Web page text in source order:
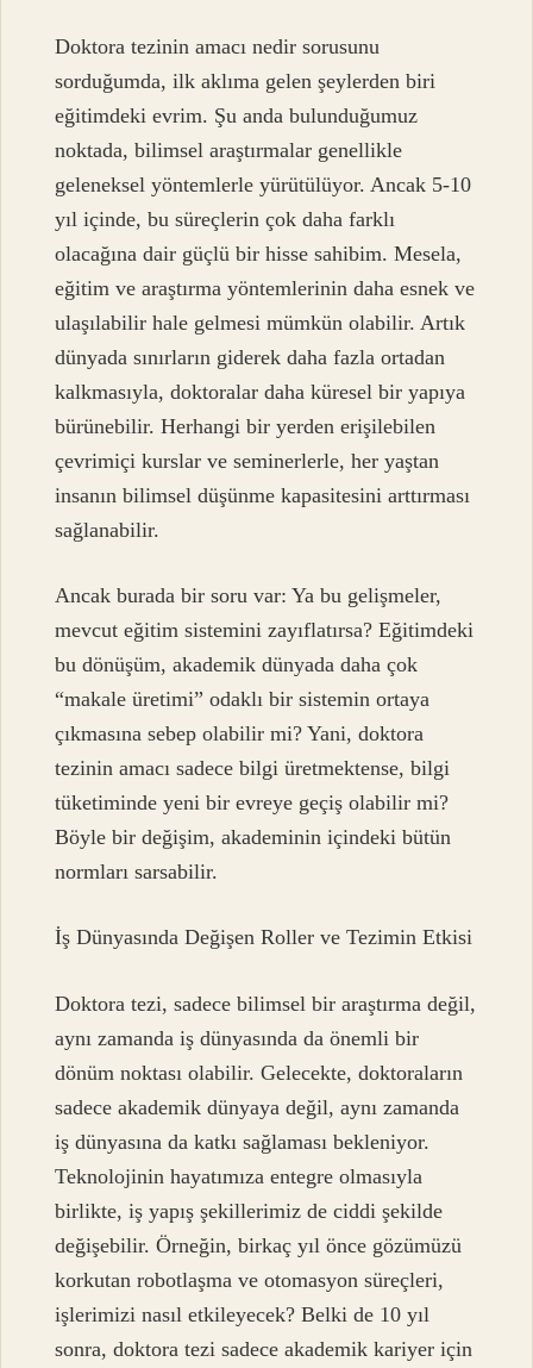
Doktora tezinin amacı nedir sorusunu
sorduğumda, ilk aklıma gelen şeylerden biri
eğitimdeki evrim. Şu anda bulunduğumuz
noktada, bilimsel araştırmalar genellikle
geleneksel yöntemlerle yürütülüyor. Ancak 5-10
yıl içinde, bu süreçlerin çok daha farklı
olacağına dair güçlü bir hisse sahibim. Mesela,
eğitim ve araştırma yöntemlerinin daha esnek ve
ulaşılabilir hale gelmesi mümkün olabilir. Artık
dünyada sınırların giderek daha fazla ortadan
kalkmasıyla, doktoralar daha küresel bir yapıya
bürünebilir. Herhangi bir yerden erişilebilen
çevrimiçi kurslar ve seminerlerle, her yaştan
insanın bilimsel düşünme kapasitesini arttırması
sağlanabilir.
Ancak burada bir soru var: Ya bu gelişmeler,
mevcut eğitim sistemini zayıflatırsa? Eğitimdeki
bu dönüşüm, akademik dünyada daha çok
“makale üretimi” odaklı bir sistemin ortaya
çıkmasına sebep olabilir mi? Yani, doktora
tezinin amacı sadece bilgi üretmektense, bilgi
tüketiminde yeni bir evreye geçiş olabilir mi?
Böyle bir değişim, akademinin içindeki bütün
normları sarsabilir.
İş Dünyasında Değişen Roller ve Tezimin Etkisi
Doktora tezi, sadece bilimsel bir araştırma değil,
aynı zamanda iş dünyasında da önemli bir
dönüm noktası olabilir. Gelecekte, doktoraların
sadece akademik dünyaya değil, aynı zamanda
iş dünyasına da katkı sağlaması bekleniyor.
Teknolojinin hayatımıza entegre olmasıyla
birlikte, iş yapış şekillerimiz de ciddi şekilde
değişebilir. Örneğin, birkaç yıl önce gözümüzü
korkutan robotlaşma ve otomasyon süreçleri,
işlerimizi nasıl etkileyecek? Belki de 10 yıl
sonra, doktora tezi sadece akademik kariyer için